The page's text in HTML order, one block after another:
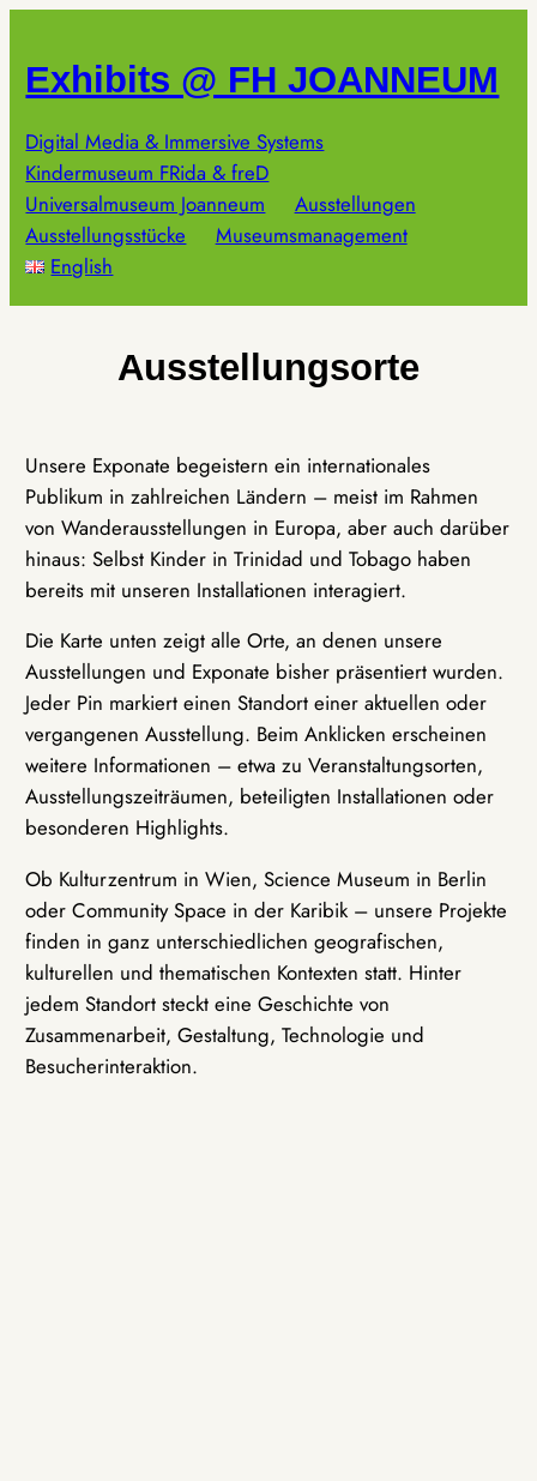
springen
Exhibits @ FH JOANNEUM
Digital Media & Immersive Systems
Kindermuseum FRida & freD
Universalmuseum Joanneum
Ausstellungen
Ausstellungsstücke
Museumsmanagement
English
Ausstellungsorte
Unsere Exponate begeistern ein internationales
Publikum in zahlreichen Ländern – meist im Rahmen
von Wanderausstellungen in Europa, aber auch darüber
hinaus: Selbst Kinder in Trinidad und Tobago haben
bereits mit unseren Installationen interagiert.
Die Karte unten zeigt alle Orte, an denen unsere
Ausstellungen und Exponate bisher präsentiert wurden.
Jeder Pin markiert einen Standort einer aktuellen oder
vergangenen Ausstellung. Beim Anklicken erscheinen
weitere Informationen – etwa zu Veranstaltungsorten,
Ausstellungszeiträumen, beteiligten Installationen oder
besonderen Highlights.
Ob Kulturzentrum in Wien, Science Museum in Berlin
oder Community Space in der Karibik – unsere Projekte
finden in ganz unterschiedlichen geografischen,
kulturellen und thematischen Kontexten statt. Hinter
jedem Standort steckt eine Geschichte von
Zusammenarbeit, Gestaltung, Technologie und
Besucherinteraktion.